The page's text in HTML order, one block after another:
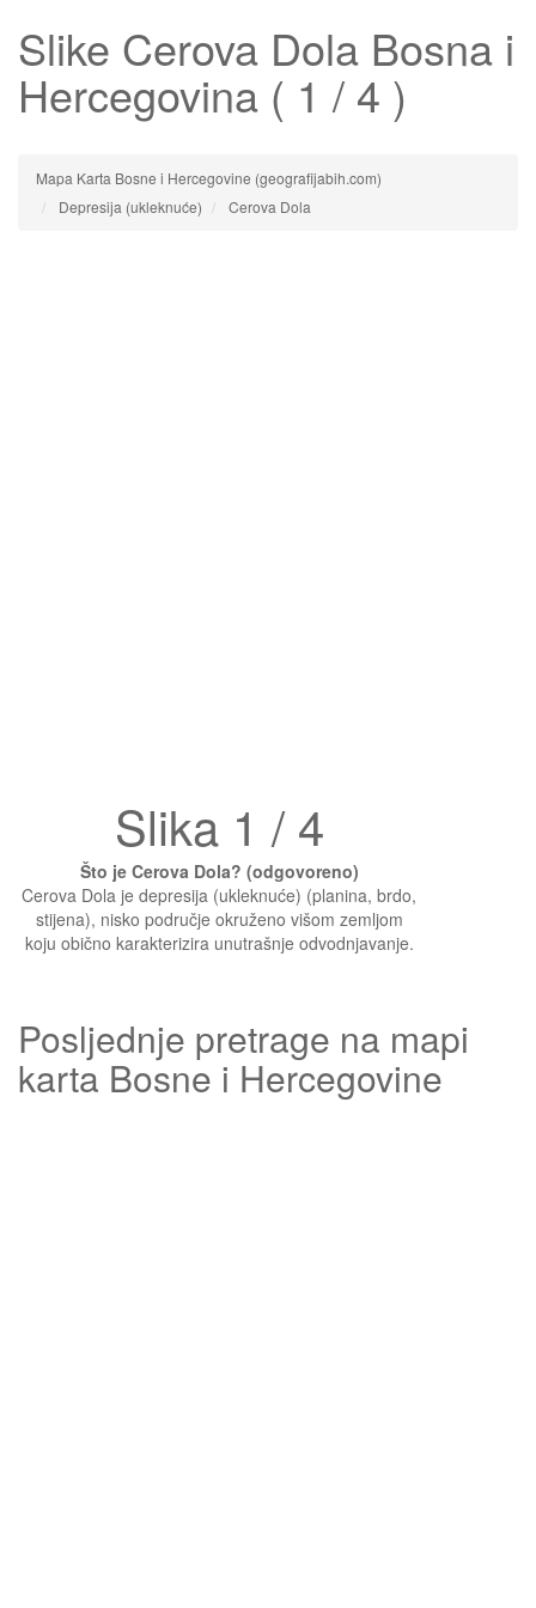
Slike Cerova Dola Bosna i
Hercegovina ( 1 / 4 )
Mapa Karta Bosne i Hercegovine (geografijabih.com)
Depresija (ukleknuće)
Cerova Dola
Slika 1 / 4
Što je Cerova Dola? (odgovoreno)
Cerova Dola je depresija (ukleknuće) (planina, brdo,
stijena), nisko područje okruženo višom zemljom
koju obično karakterizira unutrašnje odvodnjavanje.
Posljednje pretrage na mapi
karta Bosne i Hercegovine